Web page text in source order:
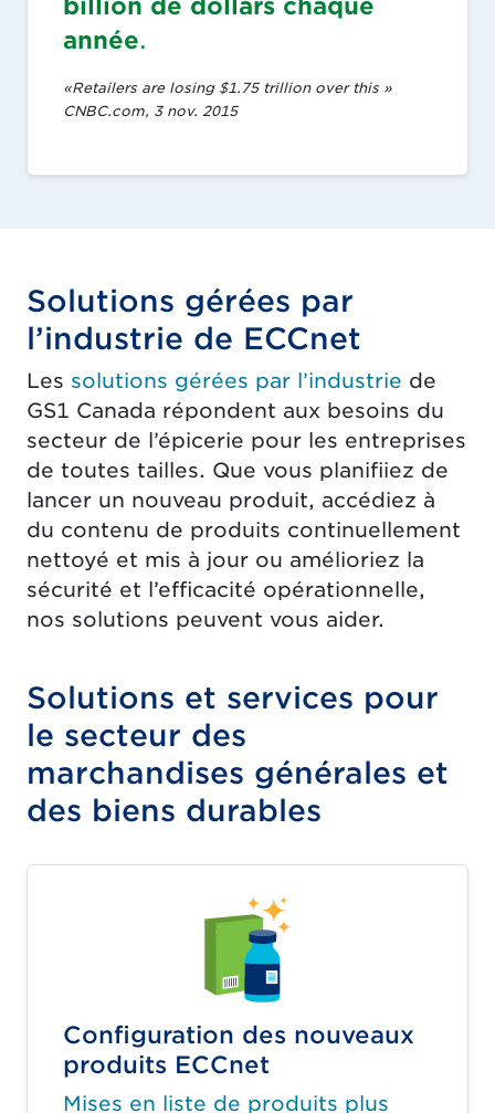
billion de dollars chaque
année.
«Retailers are losing $1.75 trillion over this »
CNBC.com, 3 nov. 2015
Solutions gérées par
l’industrie de ECCnet
Les solutions gérées par l’industrie de
GS1 Canada répondent aux besoins du
secteur de l’épicerie pour les entreprises
de toutes tailles. Que vous planifiiez de
lancer un nouveau produit, accédiez à
du contenu de produits continuellement
nettoyé et mis à jour ou amélioriez la
sécurité et l’efficacité opérationnelle,
nos solutions peuvent vous aider.
Solutions et services pour
le secteur des
marchandises générales et
des biens durables
Configuration des nouveaux
produits ECCnet
Mises en liste de produits plus